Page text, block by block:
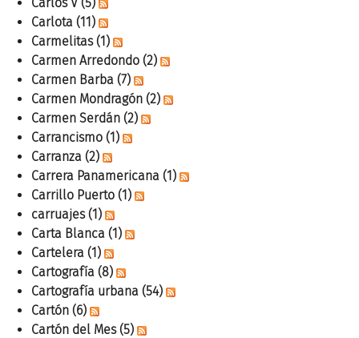
Carlota (11)
Carmelitas (1)
Carmen Arredondo (2)
Carmen Barba (7)
Carmen Mondragón (2)
Carmen Serdán (2)
Carrancismo (1)
Carranza (2)
Carrera Panamericana (1)
Carrillo Puerto (1)
carruajes (1)
Carta Blanca (1)
Cartelera (1)
Cartografía (8)
Cartografía urbana (54)
Cartón (6)
Cartón del Mes (5)